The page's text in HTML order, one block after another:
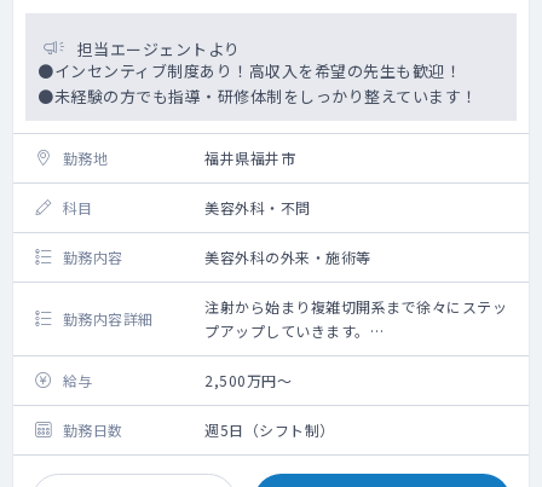
担当エージェントより
●インセンティブ制度あり！高収入を希望の先生も歓迎！
●未経験の方でも指導・研修体制をしっかり整えています！
勤務地 福井県福井市
科目 美容外科・不問
勤務内容 美容外科の外来・施術等
勤務内容詳細
注射から始まり複雑切開系まで徐々にステッ
プアップしていきます。
骨を削るような大掛かりなオペまでは実施し
ていません。
現状では下肢静脈瘤治療はほとんど行ってお
りません。
給与 2,500万円～
勤務日数 週5日（シフト制）